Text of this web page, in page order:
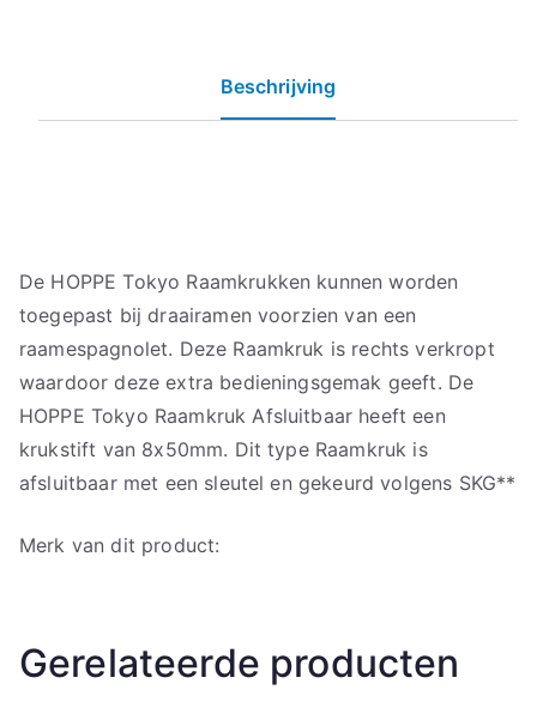
Beschrijving
De HOPPE Tokyo Raamkrukken kunnen worden
toegepast bij draairamen voorzien van een
raamespagnolet. Deze Raamkruk is rechts verkropt
waardoor deze extra bedieningsgemak geeft. De
HOPPE Tokyo Raamkruk Afsluitbaar heeft een
krukstift van 8x50mm. Dit type Raamkruk is
afsluitbaar met een sleutel en gekeurd volgens SKG**
Merk van dit product:
Gerelateerde producten